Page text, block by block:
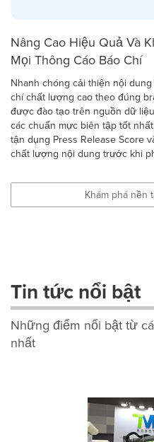
Nâng Cao Hiệu Quả Và
Mọi Thông Cáo Báo Chí
Nhanh chóng cải thiện nội
chí chất lượng cao theo đúng
được đào tạo trên nguồn dữ
các chuẩn mực biên tập tốt
tận dụng Press Release Score
chất lượng nội dung trước khi
Khám phá nền
Tin tức nổi bật
Những điểm nổi bật từ
nhất